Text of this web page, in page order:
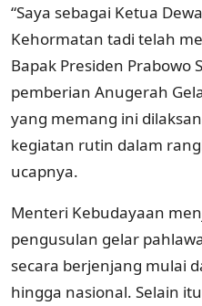
“Saya sebagai Ketua
Kehormatan tadi telah
Bapak Presiden Prabowo
pemberian Anugerah
yang memang ini
kegiatan rutin dalam
ucapnya.
Menteri Kebudayaan
pengusulan gelar
secara berjenjang mulai
hingga nasional. Selain